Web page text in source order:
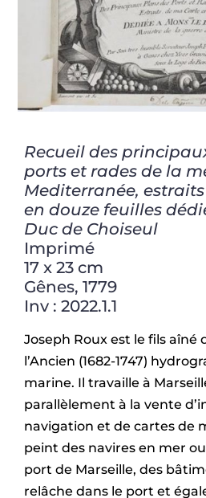
Recueil des
ports et rades de la
Mediterranée,
en douze feuilles
Duc de Choiseul
Imprimé
17 x 23 cm
Gênes, 1779
Inv : 2022.1.1
Joseph Roux est le fils aîné
l’Ancien (1682-1747)
marine. Il travaille à
parallèlement à la vente
navigation et de cartes de
peint des navires en mer
port de Marseille, des
relâche dans le port et